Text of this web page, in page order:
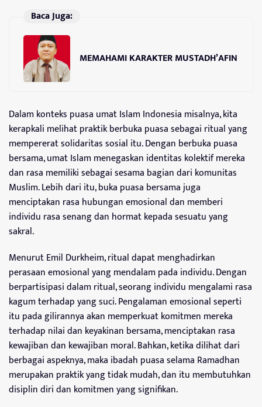
Baca Juga:
MEMAHAMI KARAKTER MUSTADH’AFIN
Dalam konteks puasa umat Islam Indonesia misalnya, kita
kerapkali melihat praktik berbuka puasa sebagai ritual yang
mempererat solidaritas sosial itu. Dengan berbuka puasa
bersama, umat Islam menegaskan identitas kolektif mereka
dan rasa memiliki sebagai sesama bagian dari komunitas
Muslim. Lebih dari itu, buka puasa bersama juga
menciptakan rasa hubungan emosional dan memberi
individu rasa senang dan hormat kepada sesuatu yang
sakral.
Menurut Emil Durkheim, ritual dapat menghadirkan
perasaan emosional yang mendalam pada individu. Dengan
berpartisipasi dalam ritual, seorang individu mengalami rasa
kagum terhadap yang suci. Pengalaman emosional seperti
itu pada gilirannya akan memperkuat komitmen mereka
terhadap nilai dan keyakinan bersama, menciptakan rasa
kewajiban dan kewajiban moral. Bahkan, ketika dilihat dari
berbagai aspeknya, maka ibadah puasa selama Ramadhan
merupakan praktik yang tidak mudah, dan itu membutuhkan
disiplin diri dan komitmen yang signifikan.